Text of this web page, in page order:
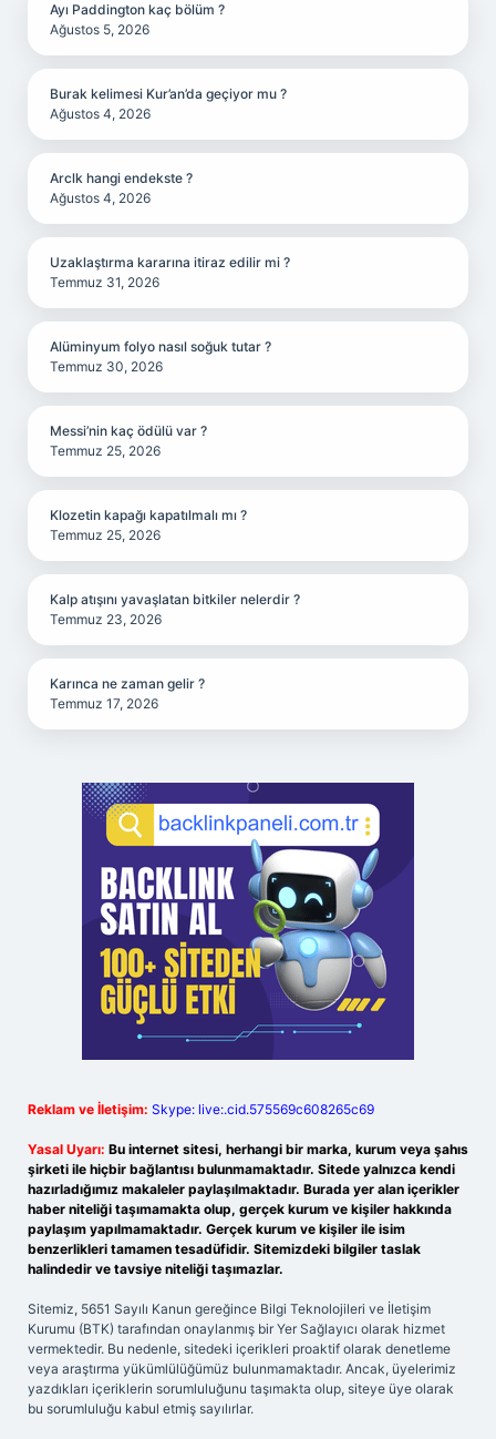
Ayı Paddington kaç bölüm ?
Ağustos 5, 2026
Burak kelimesi Kur’an’da geçiyor mu ?
Ağustos 4, 2026
Arclk hangi endekste ?
Ağustos 4, 2026
Uzaklaştırma kararına itiraz edilir mi ?
Temmuz 31, 2026
Alüminyum folyo nasıl soğuk tutar ?
Temmuz 30, 2026
Messi’nin kaç ödülü var ?
Temmuz 25, 2026
Klozetin kapağı kapatılmalı mı ?
Temmuz 25, 2026
Kalp atışını yavaşlatan bitkiler nelerdir ?
Temmuz 23, 2026
Karınca ne zaman gelir ?
Temmuz 17, 2026
Reklam ve İletişim: Skype: live:.cid.575569c608265c69
Yasal Uyarı: Bu internet sitesi, herhangi bir marka, kurum veya şahıs
şirketi ile hiçbir bağlantısı bulunmamaktadır. Sitede yalnızca kendi
hazırladığımız makaleler paylaşılmaktadır. Burada yer alan içerikler
haber niteliği taşımamakta olup, gerçek kurum ve kişiler hakkında
paylaşım yapılmamaktadır. Gerçek kurum ve kişiler ile isim
benzerlikleri tamamen tesadüfidir. Sitemizdeki bilgiler taslak
halindedir ve tavsiye niteliği taşımazlar.
Sitemiz, 5651 Sayılı Kanun gereğince Bilgi Teknolojileri ve İletişim
Kurumu (BTK) tarafından onaylanmış bir Yer Sağlayıcı olarak hizmet
vermektedir. Bu nedenle, sitedeki içerikleri proaktif olarak denetleme
veya araştırma yükümlülüğümüz bulunmamaktadır. Ancak, üyelerimiz
yazdıkları içeriklerin sorumluluğunu taşımakta olup, siteye üye olarak
bu sorumluluğu kabul etmiş sayılırlar.